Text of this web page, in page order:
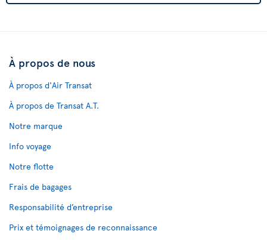
À propos de nous
À propos d'Air Transat
À propos de Transat A.T.
Notre marque
Info voyage
Notre flotte
Frais de bagages
Responsabilité d’entreprise
Prix et témoignages de reconnaissance